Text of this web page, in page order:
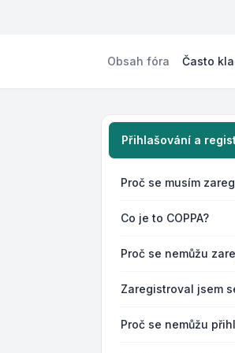
Obsah fóra Často
Přihlašování a
Proč se musím
Co je to COPPA?
Proč se nemůžu
Zaregistroval jsem
Proč se nemůžu